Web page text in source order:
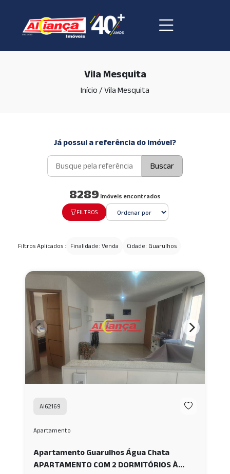
Vila Mesquita
Início /Vila Mesquita
Já possui a referência do imóvel?
Buscar
8289 Imóveis encontrados
FILTROS
Filtros Aplicados : Finalidade: Venda Cidade: Guarulhos
AI62169
Apartamento
Apartamento Guarulhos Água Chata
APARTAMENTO COM 2 DORMITÓRIOS À